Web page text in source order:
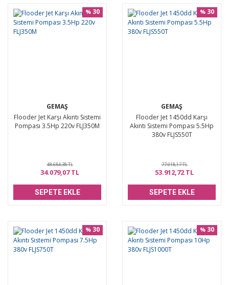
GEMAŞ
Flooder Jet Karşı Akıntı Sistemi
Pompası 3.5Hp 220v FLJ350M
% 30
48.684,38 TL
34.079,07 TL
SEPETE EKLE
GEMAŞ
Flooder Jet 1450dd Karşı
Akıntı Sistemi Pompası 5.5Hp
380v FLJS550T
% 30
77.018,17 TL
53.912,72 TL
SEPETE EKLE
% 30 % 30